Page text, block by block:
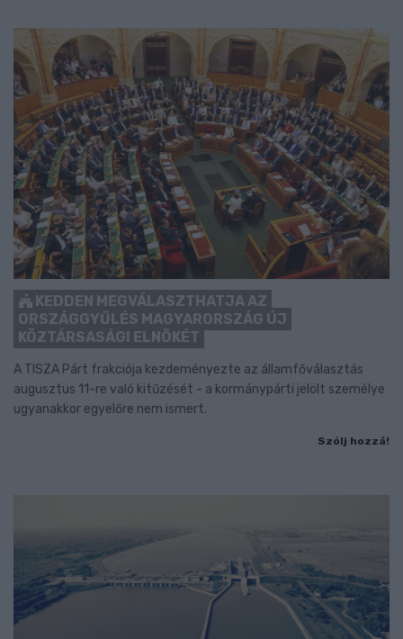
KEDDEN MEGVÁLASZTHATJA AZ
ORSZÁGGYŰLÉS MAGYARORSZÁG ÚJ
KÖZTÁRSASÁGI ELNÖKÉT
A TISZA Párt frakciója kezdeményezte az államfőválasztás
augusztus 11-re való kitűzését - a kormánypárti jelölt személye
ugyanakkor egyelőre nem ismert.
Szólj hozzá!